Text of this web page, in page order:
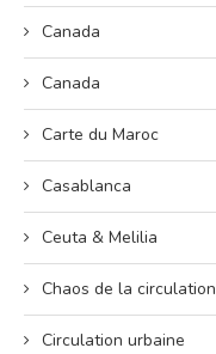
Canada
Canada
Carte du Maroc
Casablanca
Ceuta & Melilia
Chaos de la circulation
Circulation urbaine